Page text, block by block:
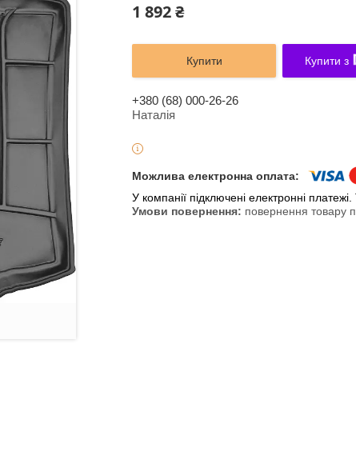
1 892 ₴
Купити Купити з
+380 (68) 000-26-26
Наталія
У компанії підключені електронні
повернення товару